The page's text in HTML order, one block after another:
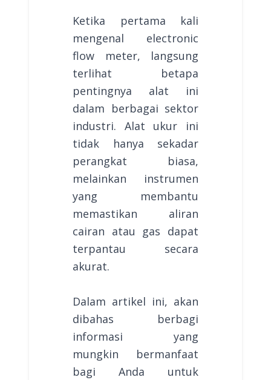
Ketika pertama kali
mengenal electronic
flow meter, langsung
terlihat betapa
pentingnya alat ini
dalam berbagai sektor
industri. Alat ukur ini
tidak hanya sekadar
perangkat biasa,
melainkan instrumen
yang membantu
memastikan aliran
cairan atau gas dapat
terpantau secara
akurat.
Dalam artikel ini, akan
dibahas berbagi
informasi yang
mungkin bermanfaat
bagi Anda untuk